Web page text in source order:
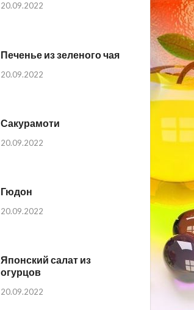
20.09.2022
Печенье из зеленого чая
20.09.2022
Сакурамоти
20.09.2022
Гюдон
20.09.2022
Японский салат из
огурцов
20.09.2022